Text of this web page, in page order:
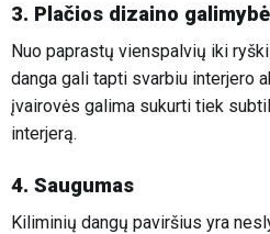
3. Plačios dizaino
Nuo paprastų vienspalvių iki
danga gali tapti svarbiu interjero
įvairovės galima sukurti tiek
interjerą.
4. Saugumas
Kiliminių dangų paviršius yra